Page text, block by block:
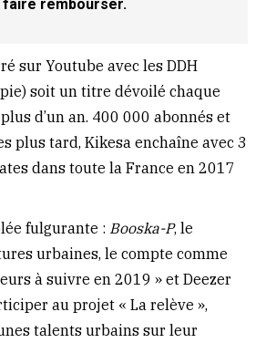
faire rembourser.
sur Youtube avec les DDH
soit un titre dévoilé chaque
d’un an. 400 000 abonnés et
plus tard, Kikesa enchaîne avec 3
dans toute la France en 2017
fulgurante : Booska-P, le
urbaines, le compte comme
à suivre en 2019 » et Deezer
au projet « La relève »,
talents urbains sur leur